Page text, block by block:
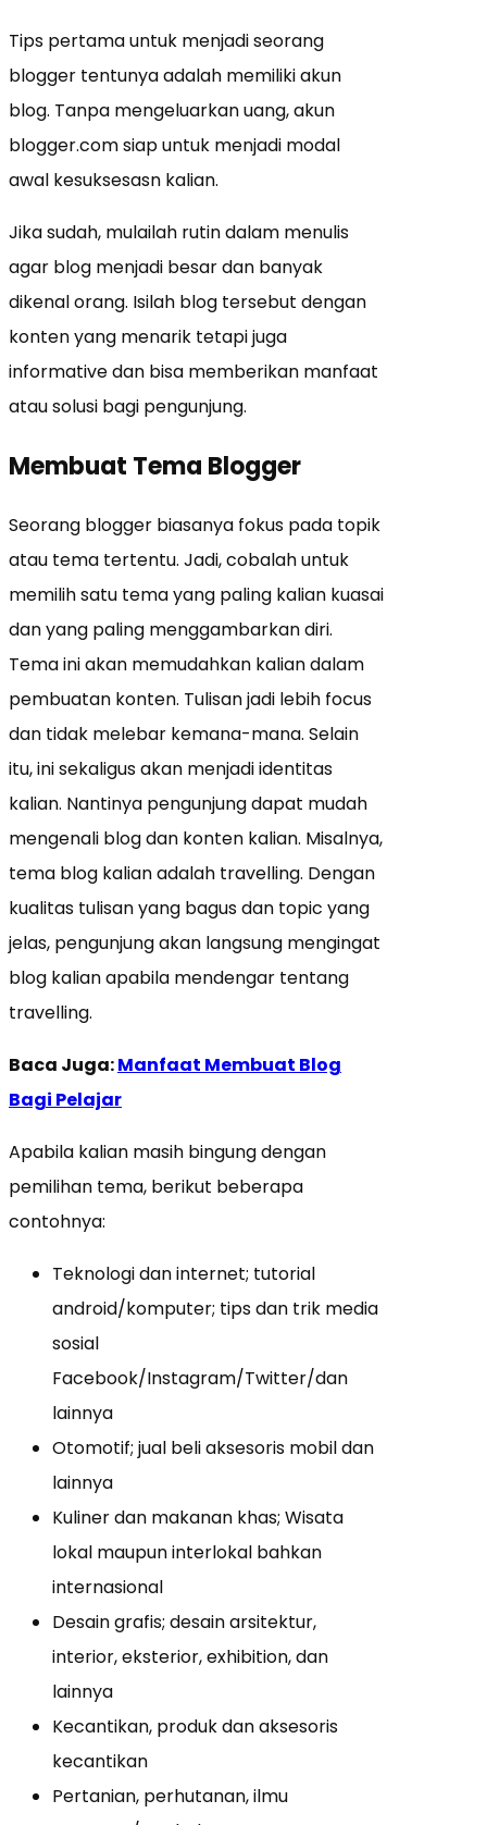
Tips pertama untuk menjadi seorang
blogger tentunya adalah memiliki akun
blog. Tanpa mengeluarkan uang, akun
blogger.com siap untuk menjadi modal
awal kesuksesasn kalian.
Jika sudah, mulailah rutin dalam menulis
agar blog menjadi besar dan banyak
dikenal orang. Isilah blog tersebut dengan
konten yang menarik tetapi juga
informative dan bisa memberikan manfaat
atau solusi bagi pengunjung.
Membuat Tema Blogger
Seorang blogger biasanya fokus pada topik
atau tema tertentu. Jadi, cobalah untuk
memilih satu tema yang paling kalian kuasai
dan yang paling menggambarkan diri.
Tema ini akan memudahkan kalian dalam
pembuatan konten. Tulisan jadi lebih focus
dan tidak melebar kemana-mana. Selain
itu, ini sekaligus akan menjadi identitas
kalian. Nantinya pengunjung dapat mudah
mengenali blog dan konten kalian. Misalnya,
tema blog kalian adalah travelling. Dengan
kualitas tulisan yang bagus dan topic yang
jelas, pengunjung akan langsung mengingat
blog kalian apabila mendengar tentang
travelling.
Baca Juga:Manfaat Membuat Blog
Bagi Pelajar
Apabila kalian masih bingung dengan
pemilihan tema, berikut beberapa
contohnya:
Teknologi dan internet; tutorial
android/komputer; tips dan trik media
sosial
Facebook/Instagram/Twitter/dan
lainnya
Otomotif; jual beli aksesoris mobil dan
lainnya
Kuliner dan makanan khas; Wisata
lokal maupun interlokal bahkan
internasional
Desain grafis; desain arsitektur,
interior, eksterior, exhibition, dan
lainnya
Kecantikan, produk dan aksesoris
kecantikan
Pertanian, perhutanan, ilmu